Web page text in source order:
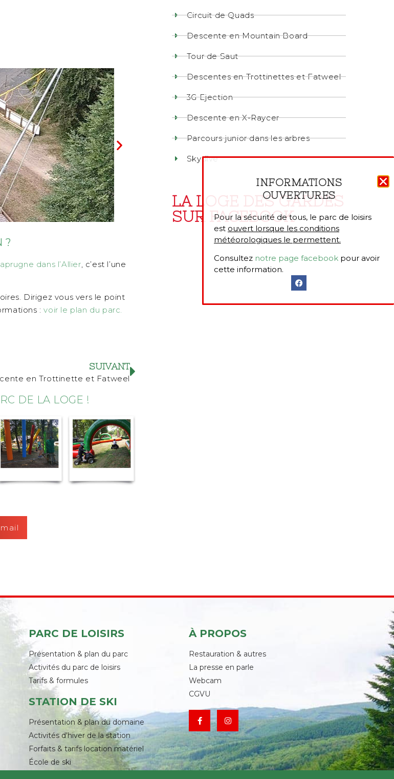
?
dans l’Allier, c’est l’une
Dirigez vous vers le point
:voir le plan du parc.
SUIVANT
en Trottinette et Fatweel
DE LA LOGE !
Circuit de Quads
Descente en Mountain Board
Tour de Saut
Descentes en Trottinettes et Fatweel
3G Ejection
Descente en X-Raycer
Parcours junior dans les arbres
Skydive
LA LOGE DES GARDES
SUR FACEBOOK
PARC DE LOISIRS
Présentation & plan du parc
Activités du parc de loisirs
Tarifs & formules
STATION DE SKI
Présentation & plan du domaine
Activités d'hiver de la station
Forfaits & tarifs location matériel
École de ski
À PROPOS
Restauration & autres
La presse en parle
Webcam
CGVU
INFORMATIONS
OUVERTURES
Pour la sécurité de tous, le parc de loisirs
est ouvert lorsque les conditions
météorologiques le permettent.
Consultez notre page facebook pour avoir
cette information.